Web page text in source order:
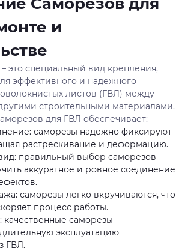
и
это специальный вид крепления,
эффективного и надежного
листов (ГВЛ) между
строительными материалами.
для ГВЛ обеспечивает:
саморезы надежно фиксируют
растрескивание и деформацию.
правильный выбор саморезов
аккуратное и ровное соединение
саморезы легко вкручиваются, что
процесс работы.
качественные саморезы
эксплуатацию
ГВЛ.